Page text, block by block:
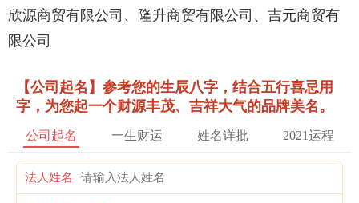
欣源商贸有限公司、隆升商贸有限公司、吉元商贸有
限公司
【公司起名】参考您的生辰八字，结合五行喜忌用
字，为您起一个财源丰茂、吉祥大气的品牌美名。
公司起名 一生财运 姓名详批 2021运程
法人姓名